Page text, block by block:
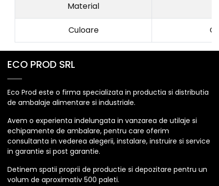
Material
Culoare
ECO PROD SRL
Eco Prod este o firma specializata in productia si distributia
de ambalaje alimentare si industriale.
Avem o experienta indelungata in vanzarea de utilaje si
echipamente de ambalare, pentru care oferim
consultanta in vederea alegerii, instalare, instruire si service
in garantie si post garantie.
Detinem spatii proprii de productie si depozitare pentru un
volum de aproximativ 500 paleti.